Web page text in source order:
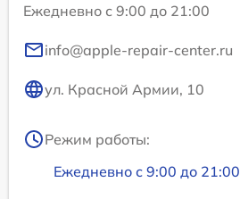
Ежедневно с 9:00 до 21:00
info@apple-repair-center.ru
ул. Красной Армии, 10
Режим работы:
Ежедневно с 9:00 до 21:00